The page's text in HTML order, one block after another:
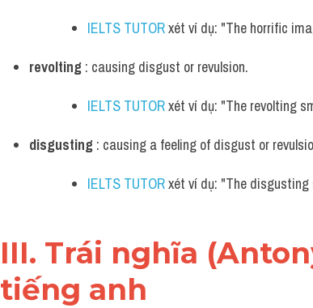
IELTS TUTOR xét ví dụ: "The horrific
revolting : causing disgust or revulsion.
IELTS TUTOR xét ví dụ: "The revolting
disgusting : causing a feeling of disgust or
IELTS TUTOR xét ví dụ: "The
III. Trái nghĩa
tiếng anh